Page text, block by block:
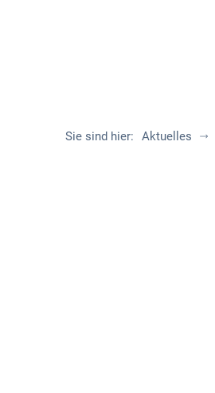
Sie sind hier: Aktuelles